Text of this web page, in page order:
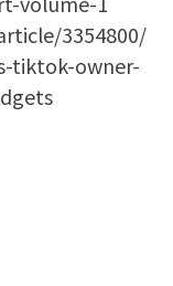
3354800/
tiktok-owner-